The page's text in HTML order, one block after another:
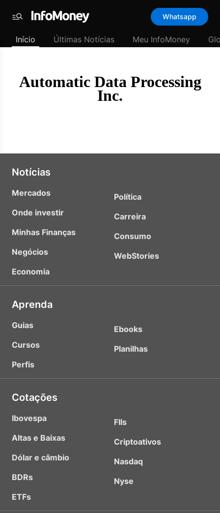
padrão
Últimas
InfoMoney
Menu
Whatsapp
Início Últimas Notícias Meu InfoMoney
Automatic Data Processing
Inc.
Notícias
Mercados
Onde investir
Minhas Finanças
Negócios
Economia
Política
Carreira
Consumo
WebStories
Aprenda
Guias
Cursos
Perfis
Ebooks
Planilhas
Cotações
Ibovespa
Altas e Baixas
Dólar e câmbio
BDRs
ETFs
FIIs
Criptoativos
Nasdaq
Nyse